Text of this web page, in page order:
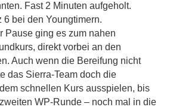
Fast 2 Minuten aufgeholt.
6 bei den Youngtimern.
Pause ging es zum nahen
direkt vorbei an den
Auch wenn die Bereifung nicht
das Sierra-Team doch die
schnellen Kurs ausspielen, bis
WP-Runde – noch mal in die